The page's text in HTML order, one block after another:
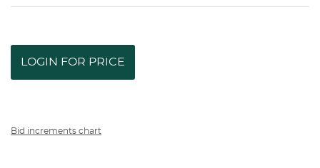
LOGIN FOR PRICE
Bid increments chart